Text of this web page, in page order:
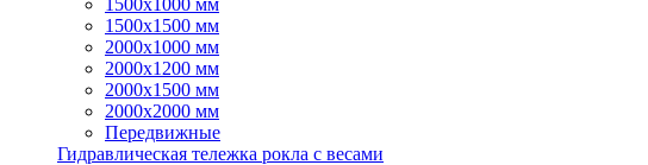
1500х1000 мм
1500х1500 мм
2000х1000 мм
2000х1200 мм
2000х1500 мм
2000х2000 мм
Передвижные
Гидравлическая тележка рокла с весами